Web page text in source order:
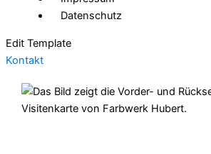
Datenschutz
Edit Template
Kontakt